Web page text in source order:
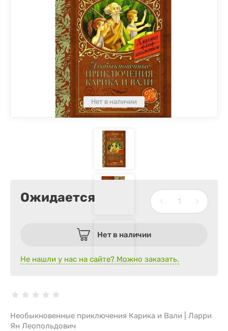
Нет в наличии
Ожидается
Нет в наличии
Не нашли у нас на сайте? Можно заказать.
Необыкновенные приключения Карика и Вали | Ларри
Ян Леопольдович